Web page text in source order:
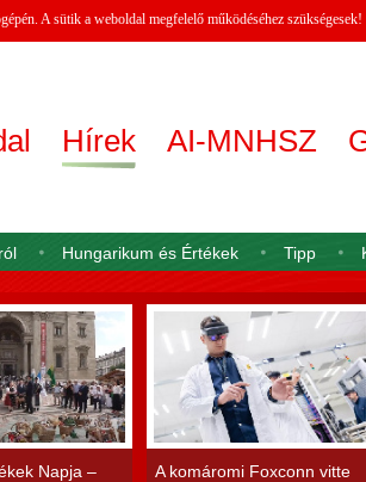
A sütik a weboldal megfelelő működéséhez szükségesek!
Hírek AI-MNHSZ
Hungarikum és Értékek Tipp
Napja –
A komáromi Foxconn vitte